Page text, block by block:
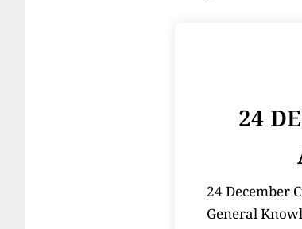
24
24 December
General